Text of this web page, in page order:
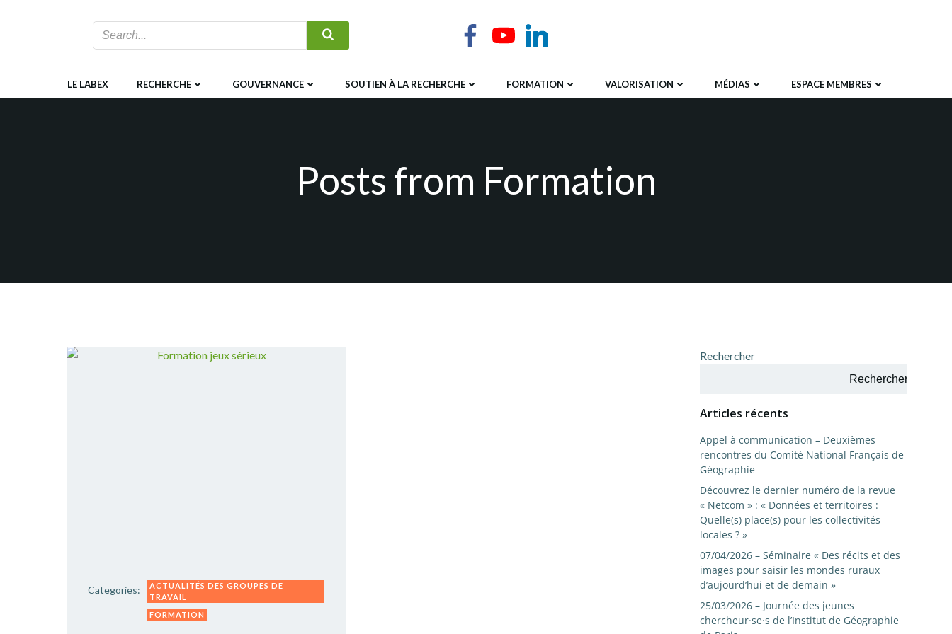
LE LABEX RECHERCHE GOUVERNANCE SOUTIEN À LA RECHERCHE FORMATION VALORISATION MÉDIAS ESPACE MEMBRES
Posts from Formation
Categories:
ACTUALITÉS DES GROUPES DE
TRAVAIL
FORMATION
Rechercher
Rechercher
Articles récents
Appel à communication – Deuxièmes
rencontres du Comité National Français de
Géographie
Découvrez le dernier numéro de la revue
« Netcom » : « Données et territoires :
Quelle(s) place(s) pour les collectivités
locales ? »
07/04/2026 – Séminaire « Des récits et des
images pour saisir les mondes ruraux
d’aujourd’hui et de demain »
25/03/2026 – Journée des jeunes
chercheur·se·s de l’Institut de Géographie